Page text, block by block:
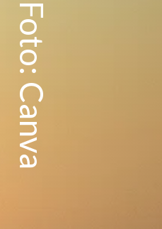
Foto: Canva